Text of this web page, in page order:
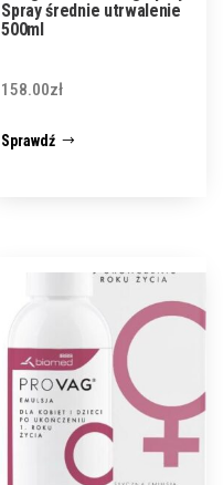
Spray średnie utrwalenie
500ml
158.00zł
Sprawdź